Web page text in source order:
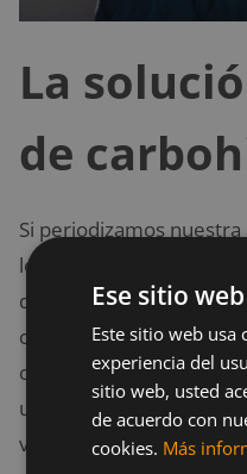
La
de
Si periodizamos
lo largo de la semana
que nuestra dieta sea
contrarrestaremos los
calórica. Esto puede
una o dos veces por
variará en función de
Ese sitio
Este sitio web usa
experiencia del
sitio web, usted
de acuerdo con
cookies. Más